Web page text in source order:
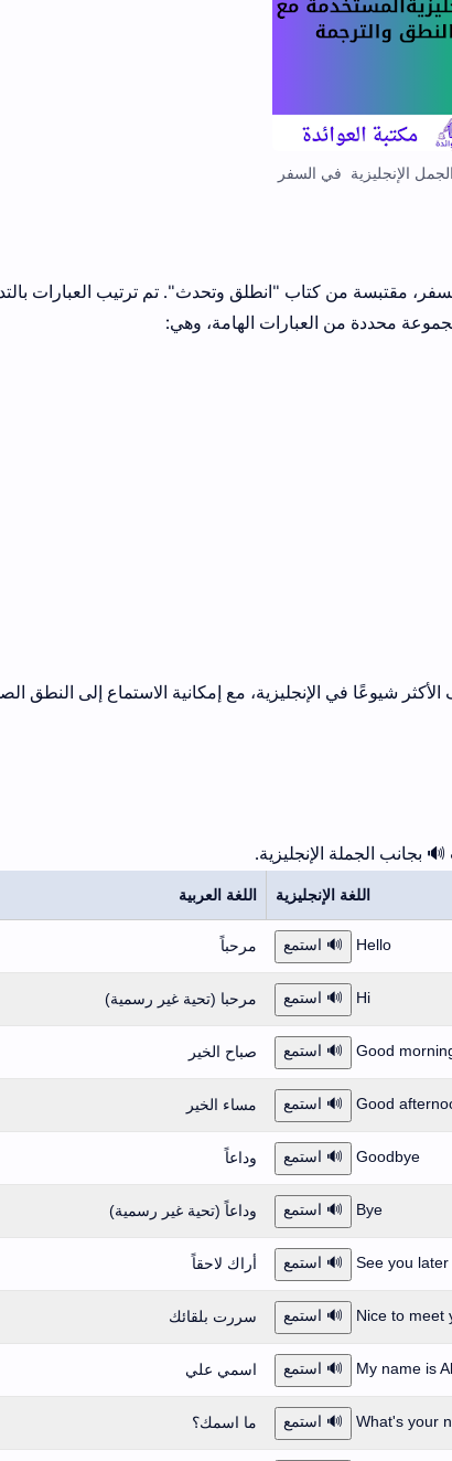
الإنجليزية في السفر
مقتبسة من كتاب "انطلق وتحدث". تم ترتيب العبارات
محددة من العبارات الهامة، وهي:
شيوعًا في الإنجليزية، مع إمكانية الاستماع إلى النطق
الجملة الإنجليزية.
اللغة الإنجليزية اللغة العربية
Hello 🔊 استمع مرحباً
Hi 🔊 استمع مرحبا (تحية غير رسمية)
Good 🔊 استمع صباح الخير
Good 🔊 استمع مساء الخير
Goodbye 🔊 استمع وداعاً
Bye 🔊 استمع وداعاً (تحية غير رسمية)
See you later 🔊 استمع أراك لاحقاً
Nice to meet 🔊 استمع سررت بلقائك
My name is 🔊 استمع اسمي علي
🔊 استمع ما اسمك؟